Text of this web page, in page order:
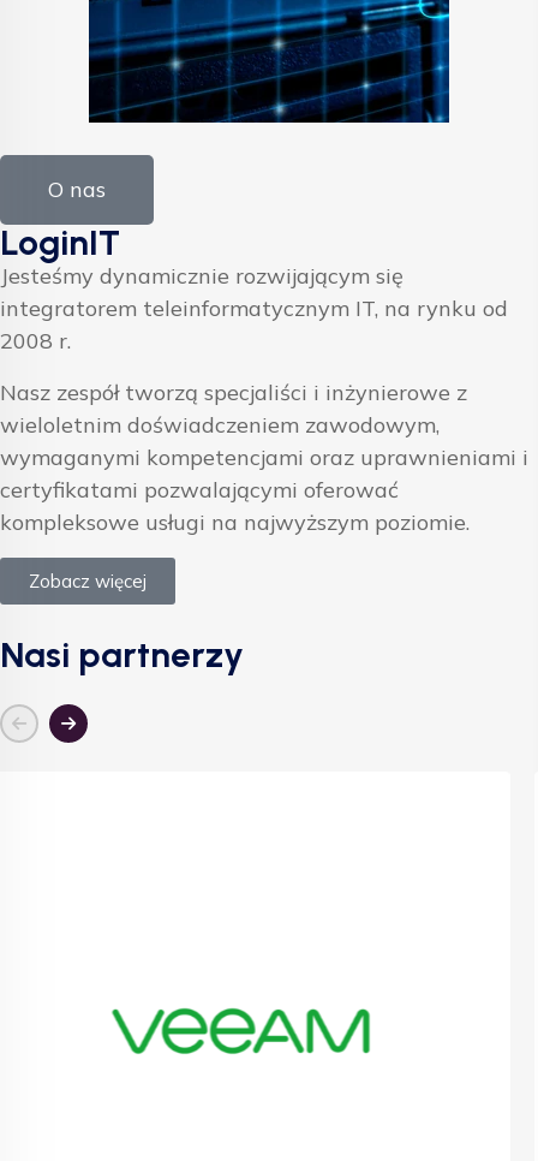
O nas
LoginIT
Jesteśmy dynamicznie rozwijającym się
integratorem teleinformatycznym IT, na rynku od
2008 r.
Nasz zespół tworzą specjaliści i inżynierowe z
wieloletnim doświadczeniem zawodowym,
wymaganymi kompetencjami oraz uprawnieniami i
certyfikatami pozwalającymi oferować
kompleksowe usługi na najwyższym poziomie.
Zobacz więcej
Nasi partnerzy